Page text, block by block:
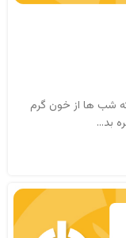
شب ها از خون گرم
بد...